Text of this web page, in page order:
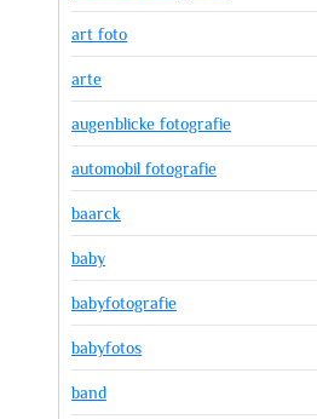
art foto
arte
augenblicke fotografie
automobil fotografie
baarck
baby
babyfotografie
babyfotos
band